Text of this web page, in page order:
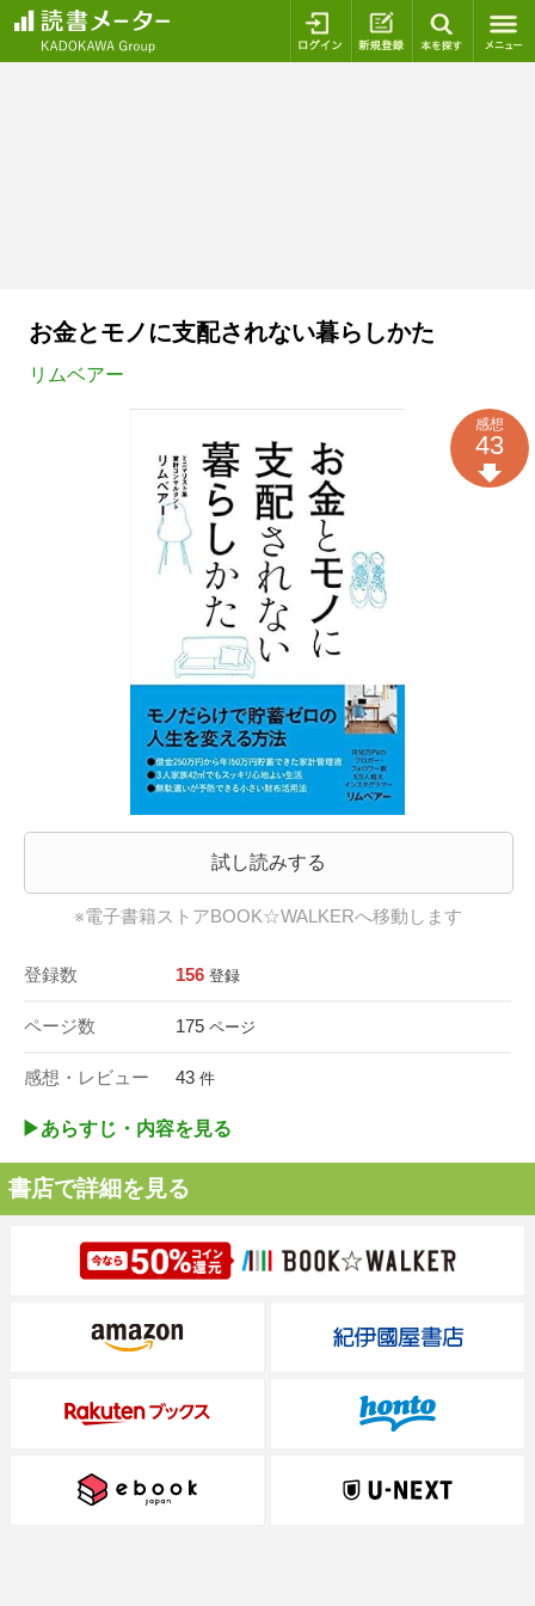
ログイン 新規登録
お金とモノに支配されない暮らしかた
リムベアー
試し読みする
※電子書籍ストアBOOK☆WALKERへ移動します
登録数 156 登録
ページ数 175 ページ
感想・レビュー 43 件
感想
43
▶︎あらすじ・内容を見る
書店で詳細を見る